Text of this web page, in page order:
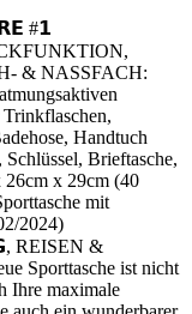
#𝟭
& NASSFACH:
Handtuch
Brieftasche,
x 29cm (40
mit
2024)
&
Sporttasche ist nicht
Ihre maximale